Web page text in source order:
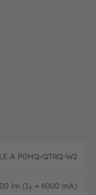
LE A P0MQ-QTRQ-W2
lm (IF = 6000 mA)